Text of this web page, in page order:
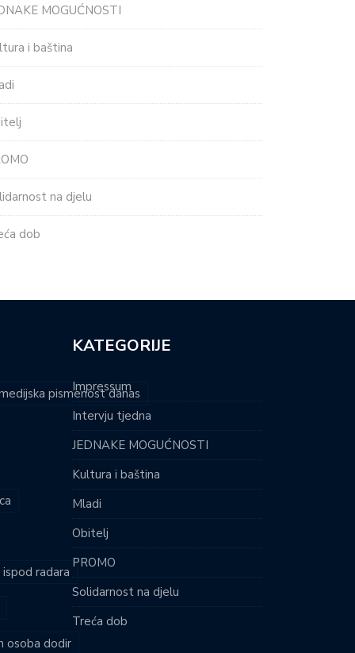
MOGUĆNOSTI
i baština
na djelu
dob
pismenost danas
radara
osoba dodir
KATEGORIJE
Impressum
Intervju tjedna
JEDNAKE MOGUĆNOSTI
Kultura i baština
Mladi
Obitelj
PROMO
Solidarnost na djelu
Treća dob